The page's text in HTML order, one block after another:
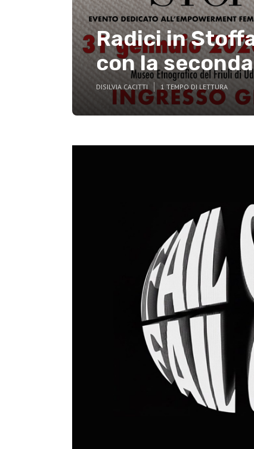
Radici in
con la
DISILVIA CACITTI 1 TEMPO DI LETTURA